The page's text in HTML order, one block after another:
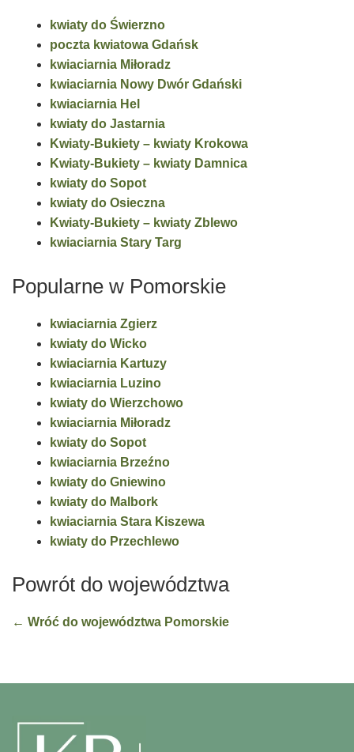
kwiaty do Świerzno
poczta kwiatowa Gdańsk
kwiaciarnia Miłoradz
kwiaciarnia Nowy Dwór Gdański
kwiaciarnia Hel
kwiaty do Jastarnia
Kwiaty-Bukiety – kwiaty Krokowa
Kwiaty-Bukiety – kwiaty Damnica
kwiaty do Sopot
kwiaty do Osieczna
Kwiaty-Bukiety – kwiaty Zblewo
kwiaciarnia Stary Targ
Popularne w Pomorskie
kwiaciarnia Zgierz
kwiaty do Wicko
kwiaciarnia Kartuzy
kwiaciarnia Luzino
kwiaty do Wierzchowo
kwiaciarnia Miłoradz
kwiaty do Sopot
kwiaciarnia Brzeźno
kwiaty do Gniewino
kwiaty do Malbork
kwiaciarnia Stara Kiszewa
kwiaty do Przechlewo
Powrót do województwa
← Wróć do województwa Pomorskie